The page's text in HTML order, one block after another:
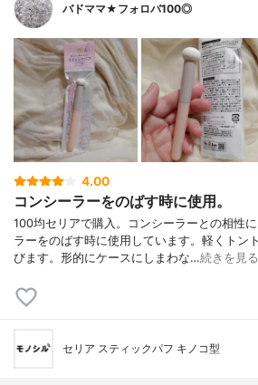
バドママ★フォロバ100◎
4.00
コンシーラーをのばす時に使用。
100均セリアで購入。コンシーラーとの相性
ラーをのばす時に使用しています。軽くトン
びます。形的にケースにしまわな…続きを見る
セリア スティックパフ キノコ型